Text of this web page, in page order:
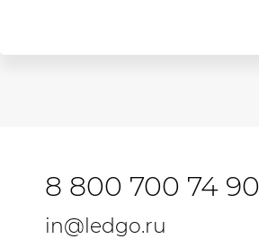
8 800 700 74 90
in@ledgo.ru